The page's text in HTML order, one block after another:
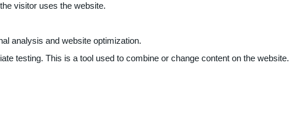
visitor uses the website.
analysis and website optimization.
testing. This is a tool used to combine or change content on the